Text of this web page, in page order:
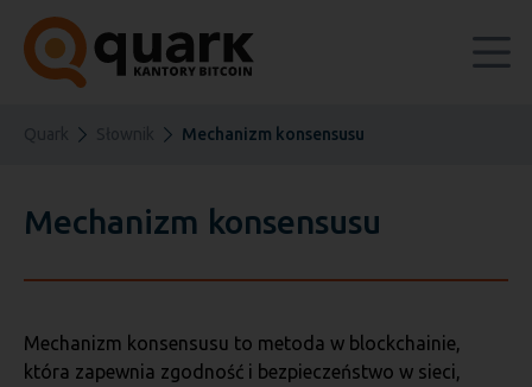
Mechanizm konsensusu
Mechanizm konsensusu
Mechanizm konsensusu to metoda w blockchainie,
która zapewnia zgodność i bezpieczeństwo w sieci,